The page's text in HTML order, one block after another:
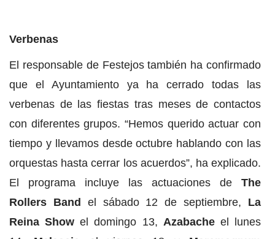
Verbenas
El responsable de Festejos también ha confirmado
que el Ayuntamiento ya ha cerrado todas las
verbenas de las fiestas tras meses de contactos
con diferentes grupos. “Hemos querido actuar con
tiempo y llevamos desde octubre hablando con las
orquestas hasta cerrar los acuerdos”, ha explicado.
El programa incluye las actuaciones de The
Rollers Band el sábado 12 de septiembre, La
Reina Showel domingo 13, Azabache el lunes